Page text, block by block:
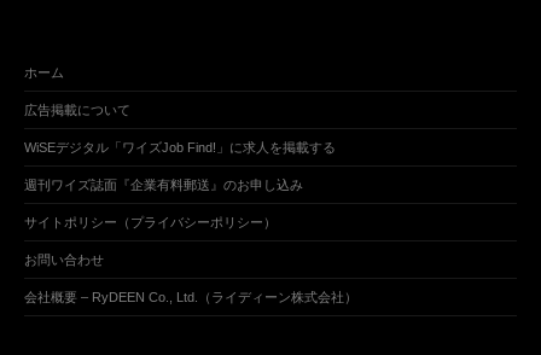
ホーム
広告掲載について
WiSEデジタル「ワイズJob Find!」に求人を掲載する
週刊ワイズ誌面『企業有料郵送』のお申し込み
サイトポリシー（プライバシーポリシー）
お問い合わせ
会社概要 – RyDEEN Co., Ltd.（ライディーン株式会社）